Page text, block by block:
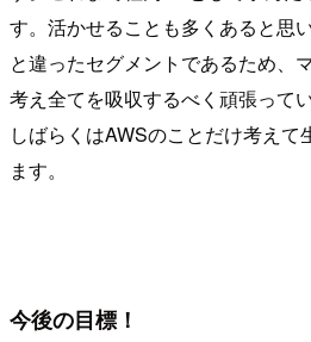
す。活かせることも多くあると思
と違ったセグメントであるため、
考え全てを吸収するべく頑張って
しばらくはAWSのことだけ考えて
ます。
今後の目標！